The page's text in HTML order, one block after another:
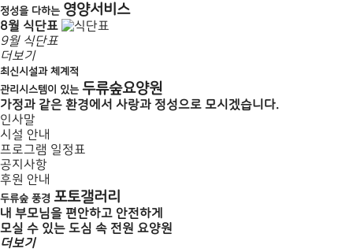
정성을 다하는 영양서비스
8월 식단표
9월 식단표
더보기
최신시설과 체계적
관리시스템이 있는 두류숲요양원
가정과 같은 환경에서 사랑과 정성으로 모시겠습니다.
인사말
시설 안내
프로그램 일정표
공지사항
후원 안내
두류숲 풍경 포토갤러리
내 부모님을 편안하고 안전하게
모실 수 있는 도심 속 전원 요양원
더보기